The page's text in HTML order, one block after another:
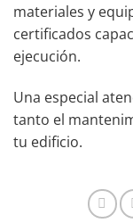
materiales y
certificados
ejecución.
Una especial
tanto el
tu edificio.